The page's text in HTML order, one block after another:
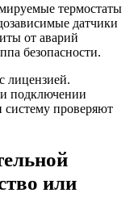
термостаты
датчики
от аварий
безопасности.
лицензией.
подключении
систему проверяют
или